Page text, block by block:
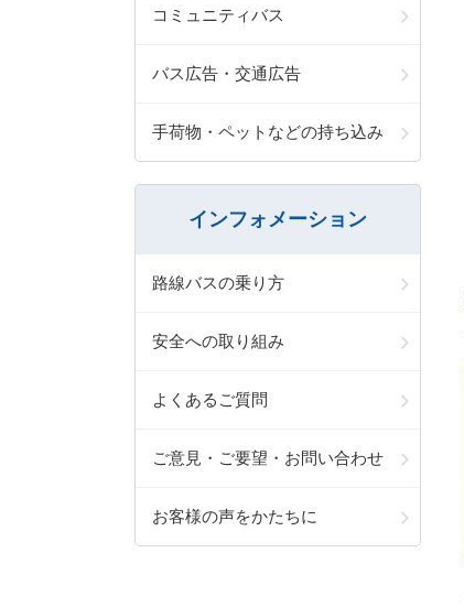
コミュニティバス
バス広告・交通広告
手荷物・ペットなどの持ち込み
インフォメーション
路線バスの乗り方
安全への取り組み
よくあるご質問
ご意見・ご要望・お問い合わせ
お客様の声をかたちに